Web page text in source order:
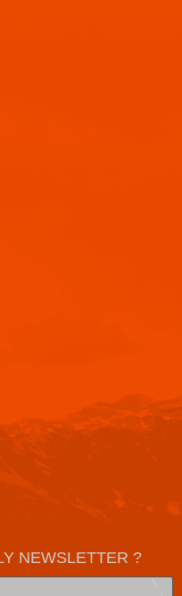
NEWSLETTER ?